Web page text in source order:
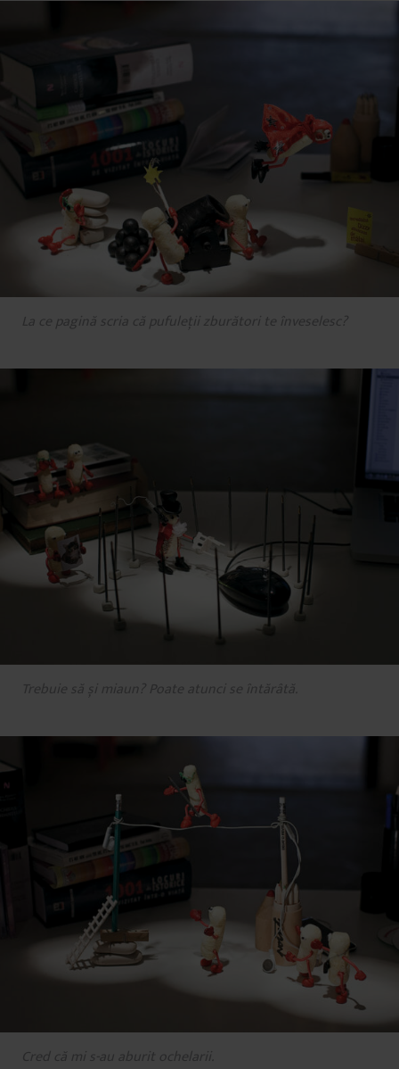
La ce pagină scria că pufuleţii zburători te înveselesc?
Trebuie să și miaun? Poate atunci se întărâtă.
Cred că mi s-au aburit ochelarii.